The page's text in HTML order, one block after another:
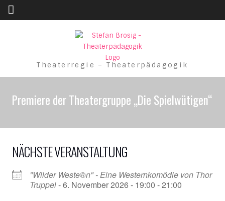
Skip to content
Theaterregie – Theaterpädagogik
Premiere der Theatergruppe „Die Spielwütigen“
NÄCHSTE VERANSTALTUNG
"Wilder Weste®n" - Eine Westernkomödie von Thor
Truppel- 6. November 2026 - 19:00 - 21:00